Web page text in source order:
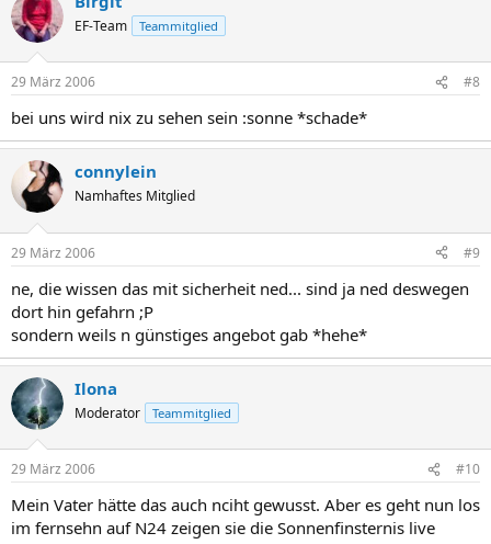
EF-Team Teammitglied
29 März 2006 #8
bei uns wird nix zu sehen sein :sonne *schade*
connylein
Namhaftes Mitglied
29 März 2006 #9
ne, die wissen das mit sicherheit ned... sind ja ned deswegen
dort hin gefahrn ;P
sondern weils n günstiges angebot gab *hehe*
Ilona
Moderator Teammitglied
29 März 2006 #10
Mein Vater hätte das auch nciht gewusst. Aber es geht nun los
im fernsehn auf N24 zeigen sie die Sonnenfinsternis live